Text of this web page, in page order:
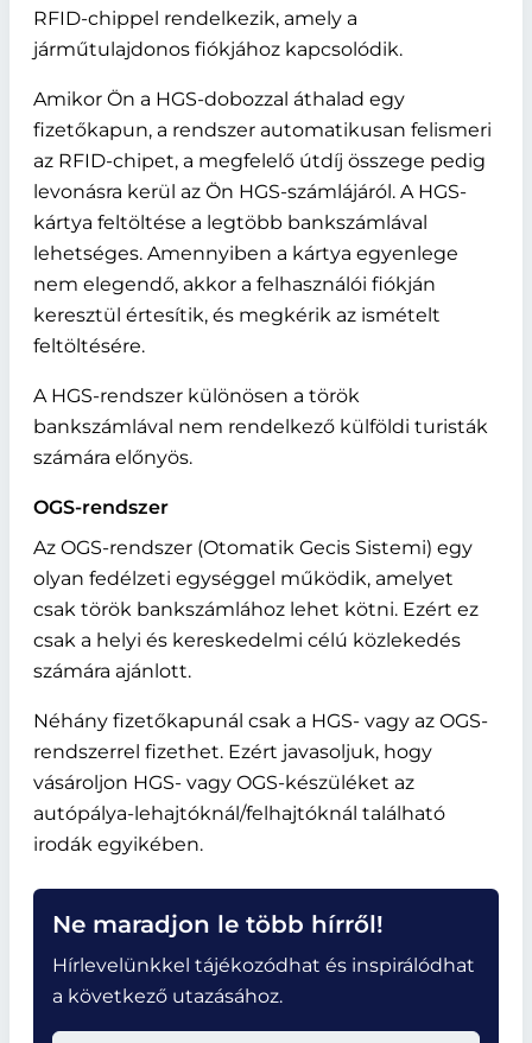
RFID-chippel rendelkezik, amely a
járműtulajdonos fiókjához kapcsolódik.
Amikor Ön a HGS-dobozzal áthalad egy
fizetőkapun, a rendszer automatikusan felismeri
az RFID-chipet, a megfelelő útdíj összege pedig
levonásra kerül az Ön HGS-számlájáról. A HGS-
kártya feltöltése a legtöbb bankszámlával
lehetséges. Amennyiben a kártya egyenlege
nem elegendő, akkor a felhasználói fiókján
keresztül értesítik, és megkérik az ismételt
feltöltésére.
A HGS-rendszer különösen a török
bankszámlával nem rendelkező külföldi turisták
számára előnyös.
OGS-rendszer
Az OGS-rendszer (Otomatik Gecis Sistemi) egy
olyan fedélzeti egységgel működik, amelyet
csak török bankszámlához lehet kötni. Ezért ez
csak a helyi és kereskedelmi célú közlekedés
számára ajánlott.
Néhány fizetőkapunál csak a HGS- vagy az OGS-
rendszerrel fizethet. Ezért javasoljuk, hogy
vásároljon HGS- vagy OGS-készüléket az
autópálya-lehajtóknál/felhajtóknál található
irodák egyikében.
Ne maradjon le több hírről!
Hírlevelünkkel tájékozódhat és inspirálódhat
a következő utazásához.